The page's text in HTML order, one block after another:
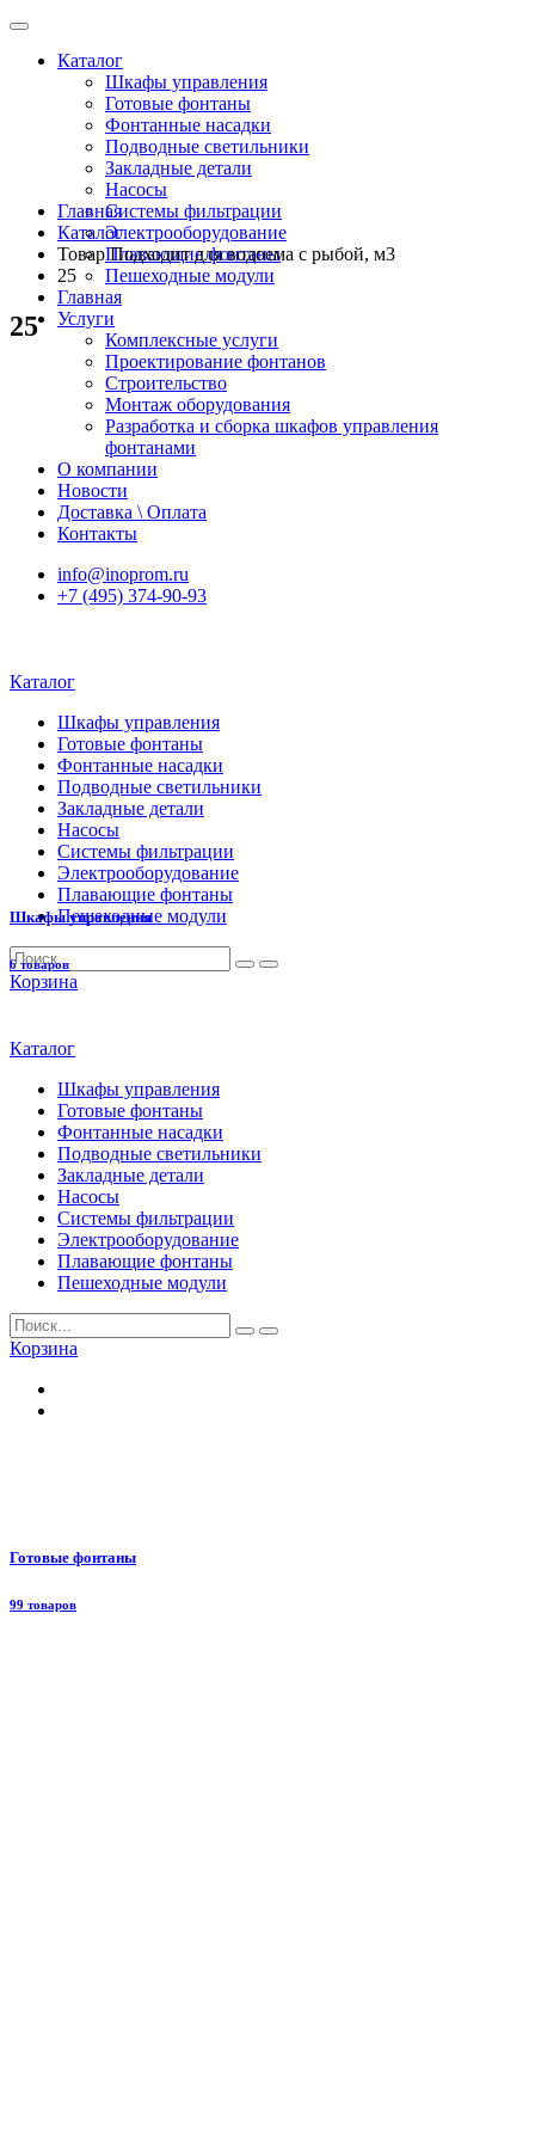
Каталог
Шкафы управления
Готовые фонтаны
Фонтанные насадки
Подводные светильники
Закладные детали
Насосы
Системы фильтрации
Электрооборудование
Плавающие фонтаны
Пешеходные модули
Главная
Услуги
Комплексные услуги
Проектирование фонтанов
Строительство
Монтаж оборудования
Разработка и сборка шкафов управления
фонтанами
О компании
Новости
Доставка \ Оплата
Контакты
info@inoprom.ru
+7 (495) 374-90-93
Каталог
Шкафы управления
Готовые фонтаны
Фонтанные насадки
Подводные светильники
Закладные детали
Насосы
Системы фильтрации
Электрооборудование
Плавающие фонтаны
Пешеходные модули
Корзина
Каталог
Шкафы управления
Готовые фонтаны
Фонтанные насадки
Подводные светильники
Закладные детали
Насосы
Системы фильтрации
Электрооборудование
Плавающие фонтаны
Пешеходные модули
Корзина
Главная
Каталог
Товар Подходит для водоема с рыбой, м3
25
25
Шкафы управления
6 товаров
Готовые фонтаны
99 товаров